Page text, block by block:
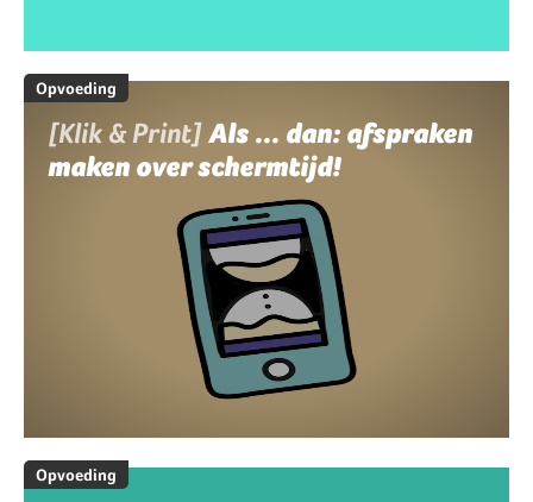
Opvoeding
[Klik & Print]Als ... dan: afspraken
maken over schermtijd!
Opvoeding